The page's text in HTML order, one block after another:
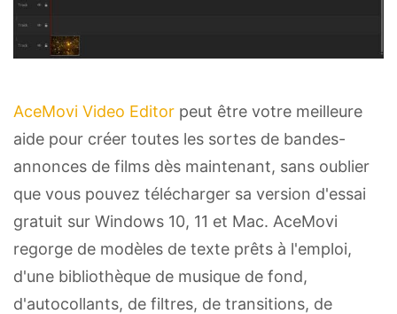
AceMovi Video Editor peut être votre meilleure
aide pour créer toutes les sortes de bandes-
annonces de films dès maintenant, sans oublier
que vous pouvez télécharger sa version d'essai
gratuit sur Windows 10, 11 et Mac. AceMovi
regorge de modèles de texte prêts à l'emploi,
d'une bibliothèque de musique de fond,
d'autocollants, de filtres, de transitions, de